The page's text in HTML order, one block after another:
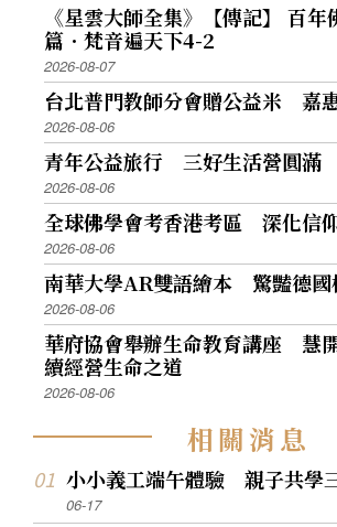
《星雲大師全集》【傳記】 百
篇．梵音遍天下4-2
2026-08-07
台北普門教師分會贈公益米 嘉
2026-08-06
青年公益旅行 三好生活營圓滿
2026-08-06
全球佛學會考香港考區 深化信
2026-08-06
南華大學AR雙語繪本 驚豔德國
2026-08-06
華府協會舉辦生命教育講座 慧
續經營生命之道
2026-08-06
相關消息
小小義工端午體驗 親子共學
06-17